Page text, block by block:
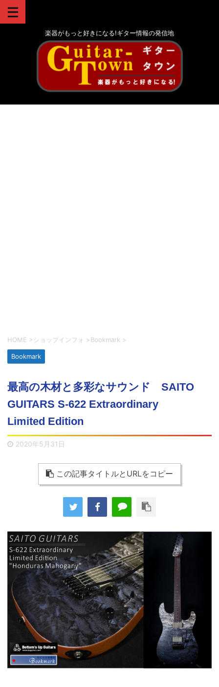
楽器がもっと好きになる!ギター情報の発信地
HOME > ショップインフォ >Bookmark >
Bookmark
最高の木材と多彩なサウンド SAITO
GUITARS S-622 Extraordinary
Limited Edition
2020年5月31日
この記事タイトルとURLをコピー